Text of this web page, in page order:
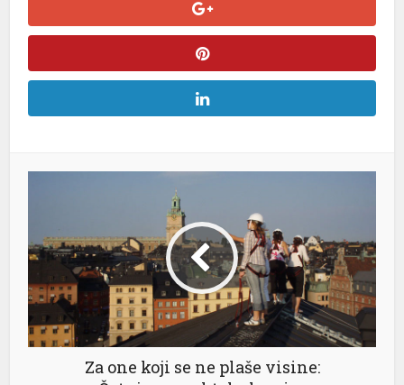
Za one koji se ne plaše visine: